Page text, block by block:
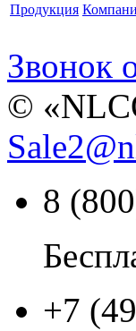
Продукция
Звонок
©
Sale2@
8
+7